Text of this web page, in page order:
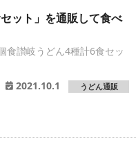
ット」を通販して食べ
食讃岐うどん4種計6食セッ
2021.10.1
うどん通販